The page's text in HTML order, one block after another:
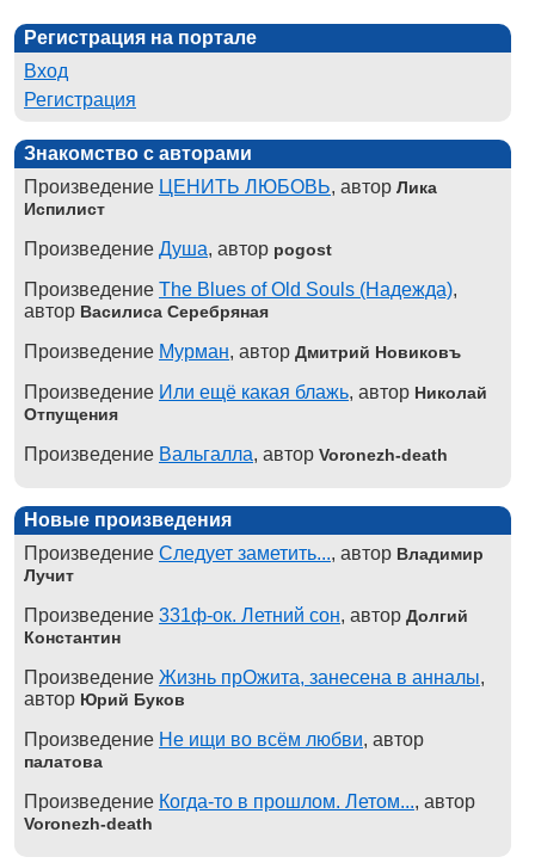
Регистрация на портале
Вход
Регистрация
Знакомство с авторами
Произведение ЦЕНИТЬ ЛЮБОВЬ, автор Лика
Испилист
Произведение Душа, автор pogost
Произведение The Blues of Old Souls (Надежда),
автор Василиса Серебряная
Произведение Мурман, автор Дмитрий Новиковъ
Произведение Или ещё какая блажь, автор Николай
Отпущения
Произведение Вальгалла, автор Voronezh-death
Новые произведения
Произведение Следует заметить..., автор Владимир
Лучит
Произведение 331ф-ок. Летний сон, автор Долгий
Константин
Произведение Жизнь прОжита, занесена в анналы,
автор Юрий Буков
Произведение Не ищи во всём любви, автор
палатова
Произведение Когда-то в прошлом. Летом..., автор
Voronezh-death